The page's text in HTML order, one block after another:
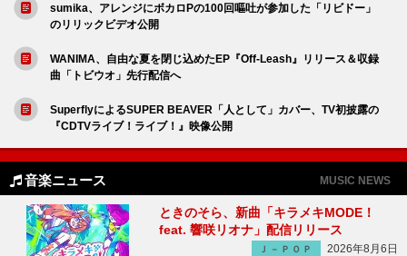
sumika、アレンジにボカロPの100回嘔吐が参加した「リビドー」
のリリックビデオ公開
WANIMA、自由な夏を閉じ込めたEP『Off-Leash』リリース＆収録
曲「トビウオ」先行配信へ
SuperflyによるSUPER BEAVER「人として」カバー、TV初披露の
『CDTVライブ！ライブ！』映像公開
音楽ニュース MUSIC NEWS
ときのそら、新曲「キラメキMODE！
feat. 響咲リオナ」配信リリース
Ｊ－ＰＯＰ 2026年8月6日